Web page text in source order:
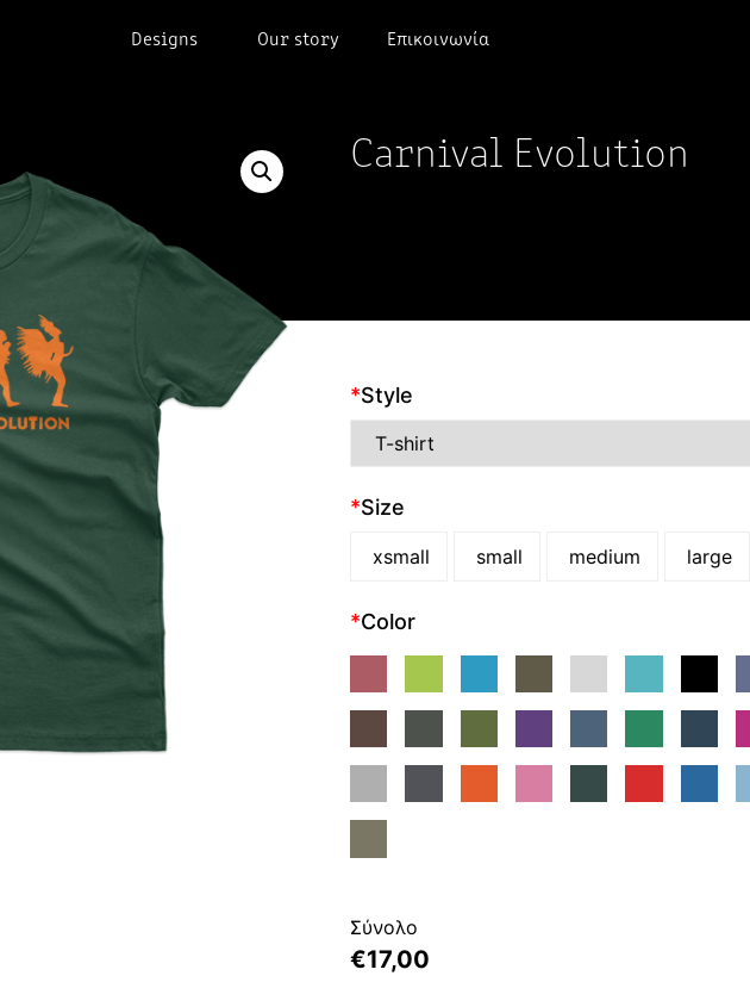
Designs Our story Επικοινωνία
Carnival Evolution
*Style
*Size
xsmall small medium large
*Color
Σύνολο
€17,00